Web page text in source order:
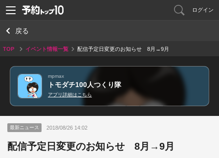
ログイン
戻る
TOP イベント情報一覧 配信予定日変更のお知らせ 8月→9月
mpmax
トモダチ100人つくり隊
アプリ詳細はこちら
最新ニュース 2018/08/26 14:02
配信予定日変更のお知らせ 8月→9月